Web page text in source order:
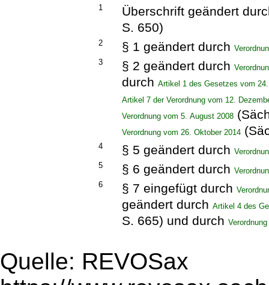
1
Überschrift geändert
S. 650)
2 § 1 geändert durch
3
§ 2 geändert durch
durchArtikel 1 des Gesetzes vom
Artikel 7 der Verordnung vom 12.
Verordnung vom 5. August 2008
Verordnung vom 26. Oktober 2014
4 § 5 geändert durch
5
§ 6 geändert durch
6
§ 7 eingefügt durch
geändert durchArtikel 4 des
S. 665) und durch
Quelle: REVOSax